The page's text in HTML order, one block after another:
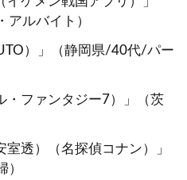
アルバイト）
）」（静岡県/40代/パー
・ファンタジー7）」（茨
室透）（名探偵コナン）」
）